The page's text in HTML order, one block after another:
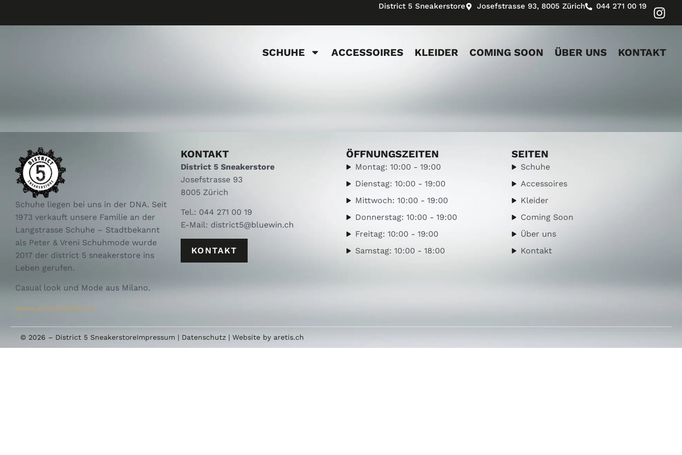
District 5 Sneakerstore Josefstrasse 93, 8005 Zürich 044 271 00 19
SCHUHE ACCESSOIRES KLEIDER COMING SOON ÜBER UNS KONTAKT
Schuhe liegen bei uns in der DNA. Seit
1973 verkauft unsere Familie an der
Langstrasse Schuhe – Stadtbekannt
als Peter & Vreni Schuhmode wurde
2017 der district 5 sneakerstore ins
Leben gerufen.
Casual look und Mode aus Milano.
www.schuhmode.ch
KONTAKT
District 5 Sneakerstore
Josefstrasse 93
8005 Zürich
Tel.: 044 271 00 19
E-Mail: district5@bluewin.ch
KONTAKT
ÖFFNUNGSZEITEN
Montag: 10:00 - 19:00
Dienstag: 10:00 - 19:00
Mittwoch: 10:00 - 19:00
Donnerstag: 10:00 - 19:00
Freitag: 10:00 - 19:00
Samstag: 10:00 - 18:00
SEITEN
Schuhe
Accessoires
Kleider
Coming Soon
Über uns
Kontakt
© 2026 – District 5 SneakerstoreImpressum | Datenschutz | Website by aretis.ch